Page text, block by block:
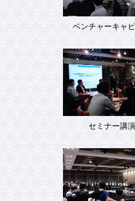
ベンチャーキャ
セミナー講